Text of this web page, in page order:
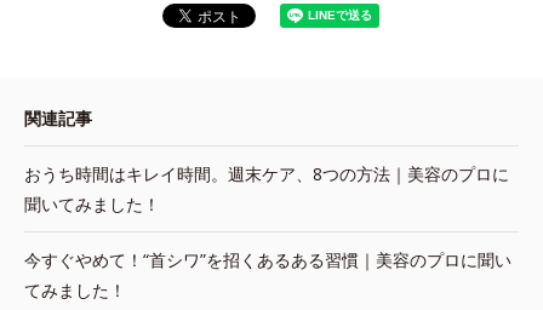
関連記事
おうち時間はキレイ時間。週末ケア、8つの方法｜美容のプロに
聞いてみました！
今すぐやめて！“首シワ”を招くあるある習慣｜美容のプロに聞い
てみました！